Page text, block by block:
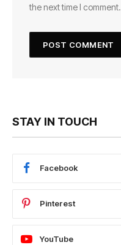
the next time I comment.
STAY IN TOUCH
Facebook
Pinterest
YouTube